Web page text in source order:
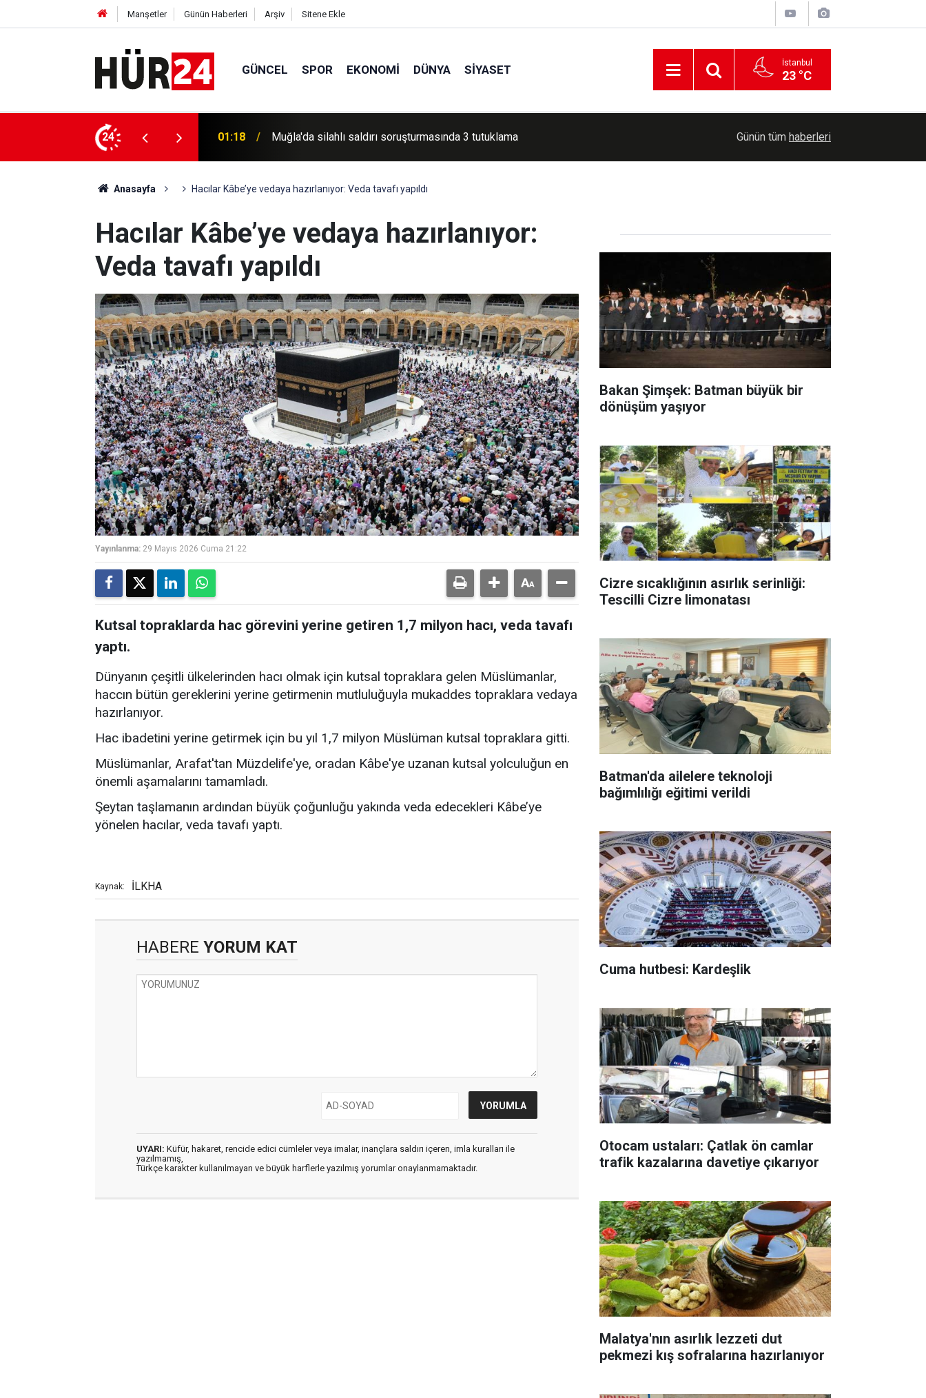
Manşetler Günün Haberleri Arşiv Sitene Ekle
GÜNCEL SPOR EKONOMI DÜNYA SIYASET İstanbul
23 °C
24 01:12 Uluslararası Filistin Konvoyu Şanlıurfa’da karşılandı Menderes Belediye Başkanı İlkay Çiçek
Günün tüm haberleri
Anasayfa Hacılar Kâbe’ye vedaya hazırlanıyor: Veda tavafı yapıldı
Hacılar Kâbe’ye vedaya hazırlanıyor:
Veda tavafı yapıldı
Yayınlanma: 29 Mayıs 2026 Cuma 21:22
Kutsal topraklarda hac görevini yerine getiren 1,7 milyon hacı, veda tavafı
yaptı.
Dünyanın çeşitli ülkelerinden hacı olmak için kutsal topraklara gelen Müslümanlar,
haccın bütün gereklerini yerine getirmenin mutluluğuyla mukaddes topraklara vedaya
hazırlanıyor.
Hac ibadetini yerine getirmek için bu yıl 1,7 milyon Müslüman kutsal topraklara gitti.
Müslümanlar, Arafat'tan Müzdelife'ye, oradan Kâbe'ye uzanan kutsal yolculuğun en
önemli aşamalarını tamamladı.
Şeytan taşlamanın ardından büyük çoğunluğu yakında veda edecekleri Kâbe’ye
yönelen hacılar, veda tavafı yaptı.
Kaynak: İLKHA
HABERE YORUM KAT
UYARI: Küfür, hakaret, rencide edici cümleler veya imalar, inançlara saldırı içeren, imla kuralları ile
yazılmamış,
Türkçe karakter kullanılmayan ve büyük harflerle yazılmış yorumlar onaylanmamaktadır.
Bakan Şimşek: Batman büyük bir
dönüşüm yaşıyor
Cizre sıcaklığının asırlık serinliği:
Tescilli Cizre limonatası
Batman'da ailelere teknoloji
bağımlılığı eğitimi verildi
Cuma hutbesi: Kardeşlik
Otocam ustaları: Çatlak ön camlar
trafik kazalarına davetiye çıkarıyor
Malatya'nın asırlık lezzeti dut
pekmezi kış sofralarına hazırlanıyor